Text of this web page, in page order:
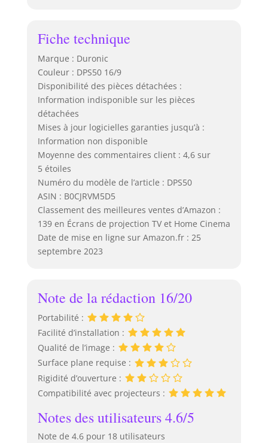
Fiche technique
Marque : Duronic
Couleur : DPS50 16/9
Disponibilité des pièces détachées :
Information indisponible sur les pièces
détachées
Mises à jour logicielles garanties jusqu’à :
Information non disponible
Moyenne des commentaires client : 4,6 sur
5 étoiles
Numéro du modèle de l’article : DPS50
ASIN : B0CJRVM5D5
Classement des meilleures ventes d’Amazon :
139 en Écrans de projection TV et Home Cinema
Date de mise en ligne sur Amazon.fr : 25
septembre 2023
Note de la rédaction 16/20
Portabilité :
Facilité d’installation :
Qualité de l’image :
Surface plane requise :
Rigidité d’ouverture :
Compatibilité avec projecteurs :
Notes des utilisateurs 4.6/5
Note de 4.6 pour 18 utilisateurs